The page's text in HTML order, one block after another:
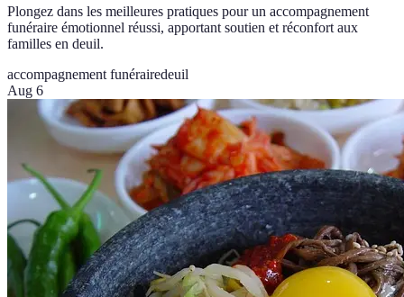
Plongez dans les meilleures pratiques pour un accompagnement
funéraire émotionnel réussi, apportant soutien et réconfort aux
familles en deuil.
accompagnement funérairedeuil
Aug 6